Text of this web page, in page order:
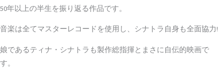
50年以上の半生を振り返る作品です。
音楽は全てマスターレコードを使用し、シナトラ自身も全面協力!
娘であるティナ・シナトラも製作総指揮とまさに自伝的映画で
す。